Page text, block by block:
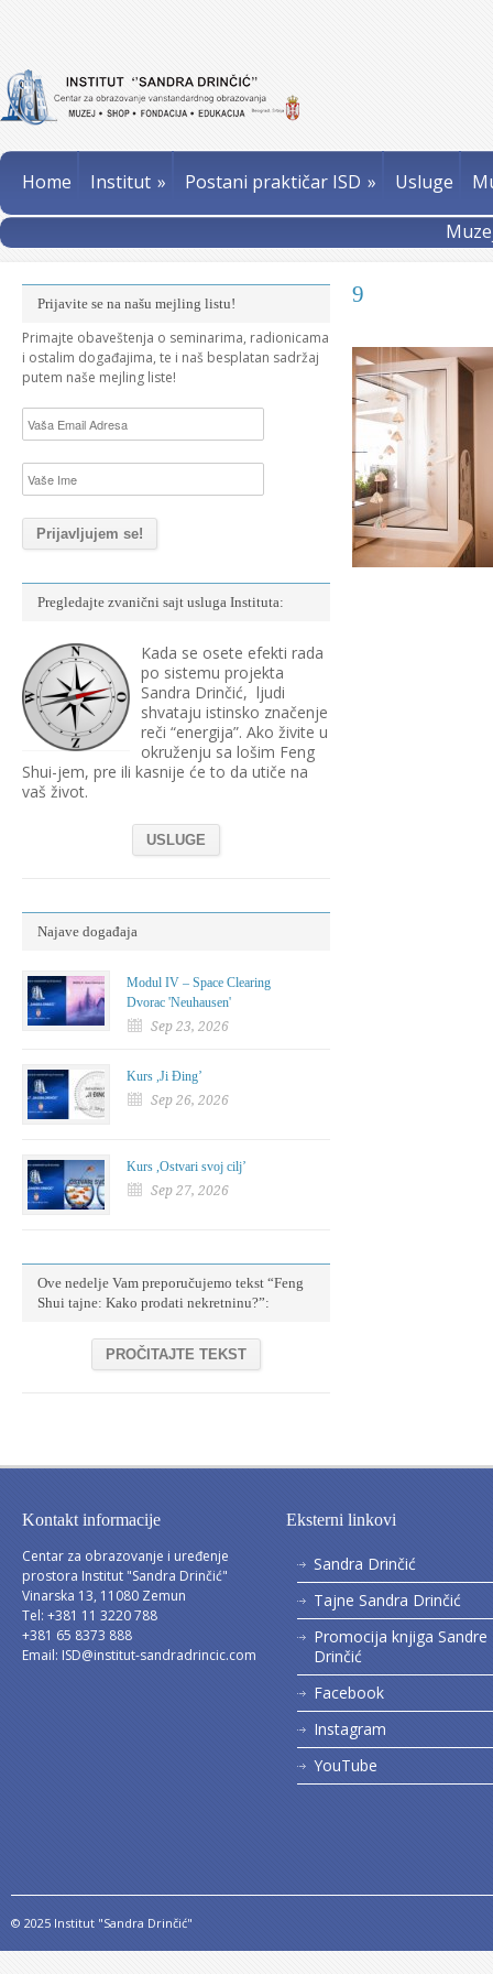
Home Institut » Postani praktičar ISD » Usluge
9
Prijavite se na našu mejling listu!
Primajte obaveštenja o seminarima, radionicama
i ostalim događajima, te i naš besplatan sadržaj
putem naše mejling liste!
Pregledajte zvanični sajt usluga Instituta:
Kada se osete efekti rada
po sistemu projekta
Sandra Drinčić, ljudi
shvataju istinsko značenje
reči “energija”. Ako živite u
okruženju sa lošim Feng
Shui-jem, pre ili kasnije će to da utiče na
vaš život.
USLUGE
Najave događaja
Modul IV – Space Clearing
Dvorac 'Neuhausen'
Sep 23, 2026
Kurs ,Ji Đing’
Sep 26, 2026
Kurs ,Ostvari svoj cilj’
Sep 27, 2026
Ove nedelje Vam preporučujemo tekst “Feng
Shui tajne: Kako prodati nekretninu?”:
PROČITAJTE TEKST
Kontakt informacije
Centar za obrazovanje i uređenje
prostora Institut "Sandra Drinčić"
Vinarska 13, 11080 Zemun
Tel: +381 11 3220 788
+381 65 8373 888
Email: ISD@institut-sandradrincic.com
Eksterni linkovi
Sandra Drinčić
Tajne Sandra Drinčić
Promocija knjiga Sandre
Drinčić
Facebook
Instagram
YouTube
© 2025 Institut "Sandra Drinčić"